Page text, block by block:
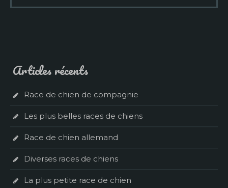
Articles récents
Race de chien de compagnie
Les plus belles races de chiens
Race de chien allemand
Diverses races de chiens
La plus petite race de chien